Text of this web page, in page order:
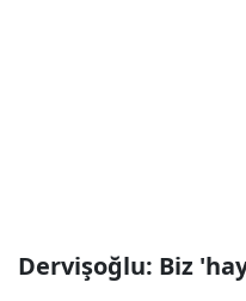
Dervişoğlu: Biz